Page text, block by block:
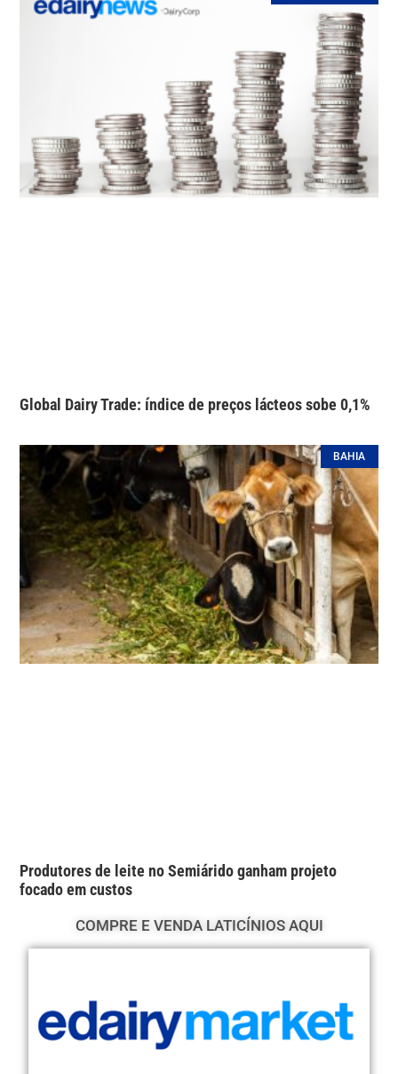
Global Dairy Trade: índice de preços lácteos sobe 0,1%
BAHIA
Produtores de leite no Semiárido ganham projeto
focado em custos
COMPRE E VENDA LATICÍNIOS AQUI